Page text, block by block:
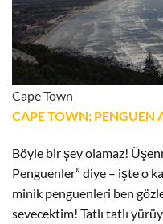
Cape Town
CAPE TOWN; PENGUEN
Böyle bir şey olamaz!
Penguenler” diye – işte o
minik penguenleri ben
sevecektim! Tatlı tatlı